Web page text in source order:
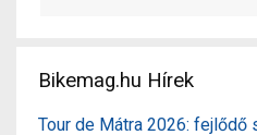
Bikemag.hu Hírek
Tour de Mátra 2026: fejlődő